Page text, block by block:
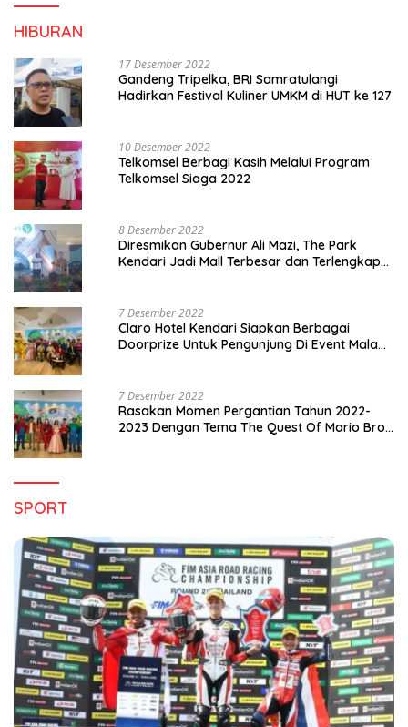
HIBURAN
17 Desember 2022
Gandeng Tripelka, BRI Samratulangi
Hadirkan Festival Kuliner UMKM di HUT ke 127
10 Desember 2022
Telkomsel Berbagi Kasih Melalui Program
Telkomsel Siaga 2022
8 Desember 2022
Diresmikan Gubernur Ali Mazi, The Park
Kendari Jadi Mall Terbesar dan Terlengkap
7 Desember 2022
Claro Hotel Kendari Siapkan Berbagai
Doorprize Untuk Pengunjung Di Event Malam
7 Desember 2022
Rasakan Momen Pergantian Tahun 2022-
2023 Dengan Tema The Quest Of Mario Bros
SPORT